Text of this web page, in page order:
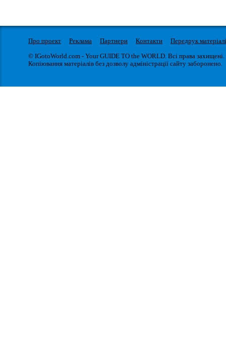
Про проект Реклама Партнери Контакти
Передрук
© IGotoWorld.com - Your GUIDE TO the WORLD. Всі права захищені.
Копіювання матеріалів без дозволу адміністрації сайту заборонено.